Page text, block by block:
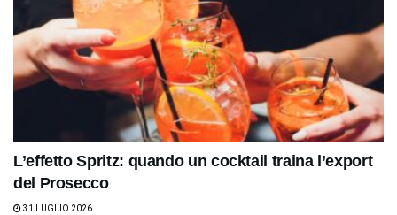
L’effetto Spritz: quando un cocktail traina l’export
del Prosecco
31 LUGLIO 2026